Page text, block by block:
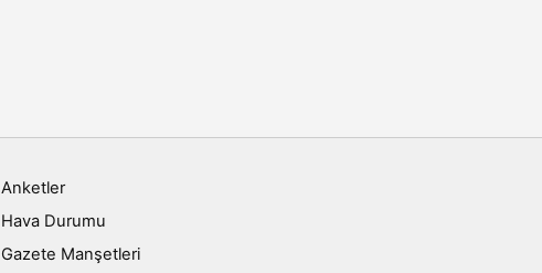
Anketler
Hava Durumu
Gazete Manşetleri